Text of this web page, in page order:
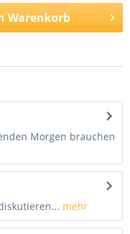
Warenkorb
Morgen brauchen
mehr